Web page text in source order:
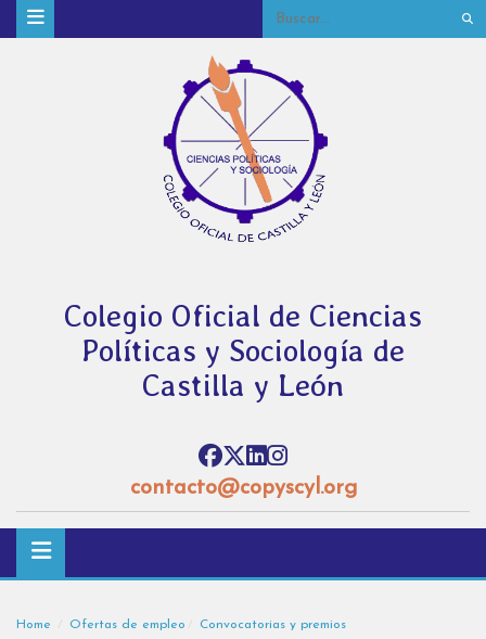
Colegio Oficial de Ciencias
Políticas y Sociología de
Castilla y León
contacto@copyscyl.org
Home Ofertas de empleo
Convocatorias y premios